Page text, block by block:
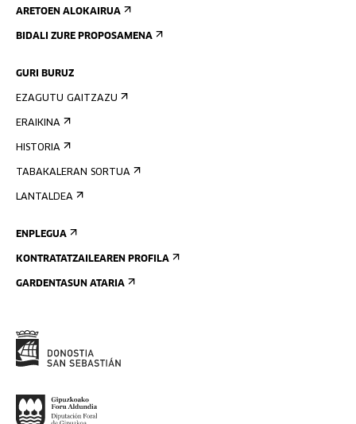
ARETOEN ALOKAIRUA
BIDALI ZURE PROPOSAMENA
GURI BURUZ
EZAGUTU GAITZAZU
ERAIKINA
HISTORIA
TABAKALERAN SORTUA
LANTALDEA
ENPLEGUA
KONTRATATZAILEAREN PROFILA
GARDENTASUN ATARIA